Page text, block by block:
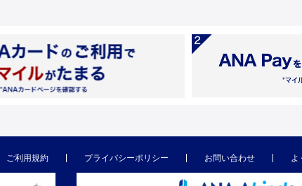
ご利用規約 プライバシーポリシー お問い合わせ よ